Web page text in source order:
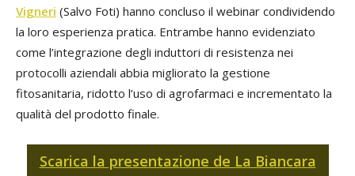
Vigneri (Salvo Foti) hanno concluso il webinar condividendo
la loro esperienza pratica. Entrambe hanno evidenziato
come l’integrazione degli induttori di resistenza nei
protocolli aziendali abbia migliorato la gestione
fitosanitaria, ridotto l’uso di agrofarmaci e incrementato la
qualità del prodotto finale.
Scarica la presentazione de La Biancara